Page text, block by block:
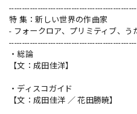
特 集：新しい世界の作曲家
- フォークロア、プリミティブ、う
・総論
【文：成田佳洋】
・ディスコガイド
【文：成田佳洋 ／ 花田勝暁】